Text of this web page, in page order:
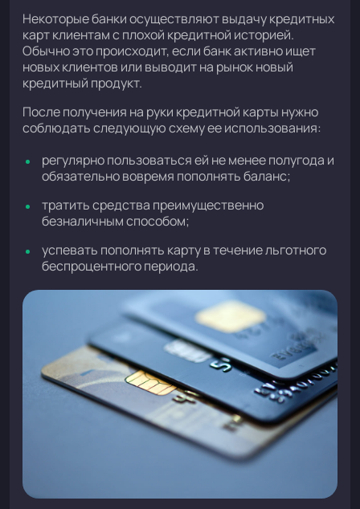
Некоторые банки осуществляют выдачу кредитных
карт клиентам с плохой кредитной историей.
Обычно это происходит, если банк активно ищет
новых клиентов или выводит на рынок новый
кредитный продукт.
После получения на руки кредитной карты нужно
соблюдать следующую схему ее использования:
регулярно пользоваться ей не менее полугода и
обязательно вовремя пополнять баланс;
тратить средства преимущественно
безналичным способом;
успевать пополнять карту в течение льготного
беспроцентного периода.